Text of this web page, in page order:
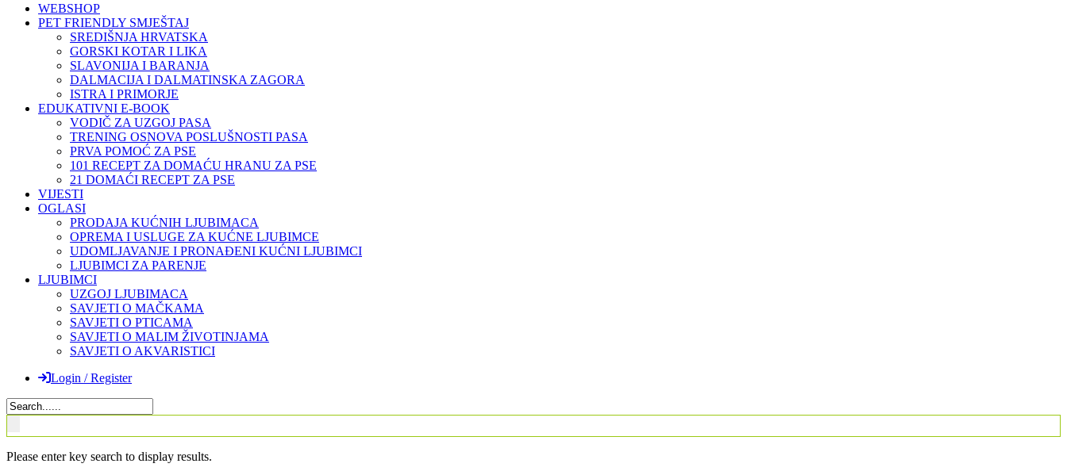
WEBSHOP
PET FRIENDLY SMJEŠTAJ
SREDIŠNJA HRVATSKA
GORSKI KOTAR I LIKA
SLAVONIJA I BARANJA
DALMACIJA I DALMATINSKA ZAGORA
ISTRA I PRIMORJE
EDUKATIVNI E-BOOK
VODIČ ZA UZGOJ PASA
TRENING OSNOVA POSLUŠNOSTI PASA
PRVA POMOĆ ZA PSE
101 RECEPT ZA DOMAĆU HRANU ZA PSE
21 DOMAĆI RECEPT ZA PSE
VIJESTI
OGLASI
PRODAJA KUĆNIH LJUBIMACA
OPREMA I USLUGE ZA KUĆNE LJUBIMCE
UDOMLJAVANJE I PRONAĐENI KUĆNI LJUBIMCI
LJUBIMCI ZA PARENJE
LJUBIMCI
UZGOJ LJUBIMACA
SAVJETI O MAČKAMA
SAVJETI O PTICAMA
SAVJETI O MALIM ŽIVOTINJAMA
SAVJETI O AKVARISTICI
Login / Register
Please enter key search to display results.